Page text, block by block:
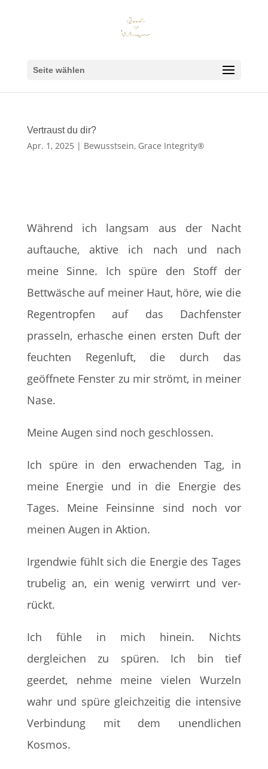
Seite wählen
Vertraust du dir?
Apr. 1, 2025 | Bewusstsein, Grace Integrity®
Während ich langsam aus der Nacht
auftauche, aktive ich nach und nach
meine Sinne. Ich spüre den Stoff der
Bettwäsche auf meiner Haut, höre, wie die
Regentropfen auf das Dachfenster
prasseln, erhasche einen ersten Duft der
feuchten Regenluft, die durch das
geöffnete Fenster zu mir strömt, in meiner
Nase.
Meine Augen sind noch geschlossen.
Ich spüre in den erwachenden Tag, in
meine Energie und in die Energie des
Tages. Meine Feinsinne sind noch vor
meinen Augen in Aktion.
Irgendwie fühlt sich die Energie des Tages
trubelig an, ein wenig verwirrt und ver-
rückt.
Ich fühle in mich hinein. Nichts
dergleichen zu spüren. Ich bin tief
geerdet, nehme meine vielen Wurzeln
wahr und spüre gleichzeitig die intensive
Verbindung mit dem unendlichen
Kosmos.